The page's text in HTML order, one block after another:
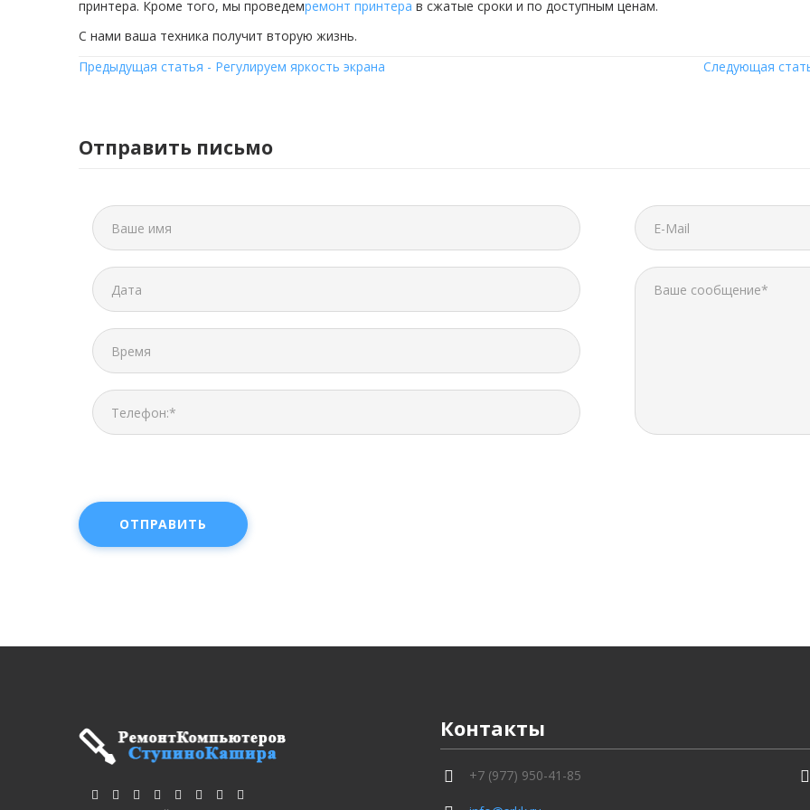
принтера. Кроме того, мы проведемремонт принтера в сжатые сроки и по доступным ценам.
С нами ваша техника получит вторую жизнь.
Предыдущая статья - Регулируем яркость экрана
Следующая
Отправить письмо
ОТПРАВИТЬ
Контакты
+7 (977) 950-41-85